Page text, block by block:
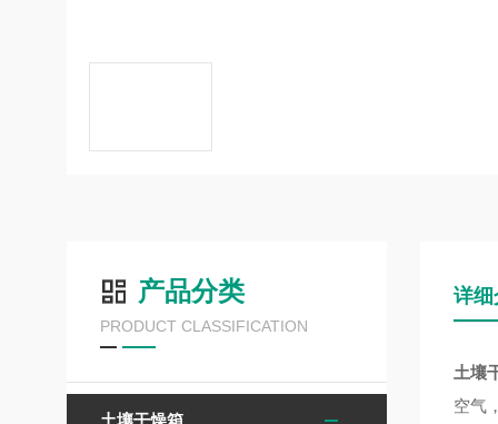
产品分类
PRODUCT CLASSIFICATION
土壤干燥箱
详细
土壤
空气